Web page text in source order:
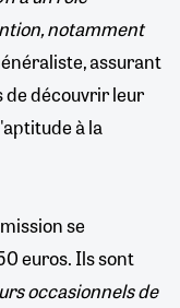
notamment
assurant
de découvrir leur
à la
se
euros. Ils sont
occasionnels de